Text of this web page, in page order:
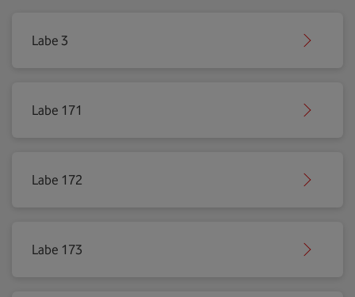
Labe 3
Labe 171
Labe 172
Labe 173